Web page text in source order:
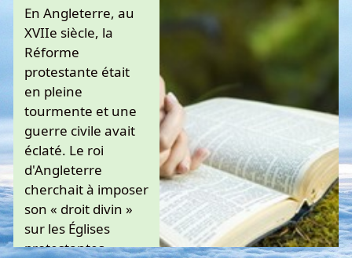
En Angleterre, au
XVIIe siècle, la
Réforme
protestante était
en pleine
tourmente et une
guerre civile avait
éclaté. Le roi
d'Angleterre
cherchait à imposer
son « droit divin »
sur les Églises
protestantes.............................